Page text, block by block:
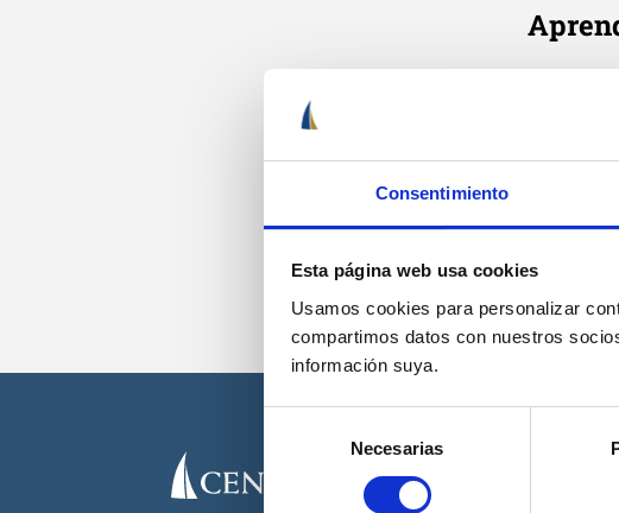
Consentimiento
Esta página web usa cookies
Usamos cookies para personalizar
compartimos datos con nuestros
información suya.
consentimiento
Necesarias